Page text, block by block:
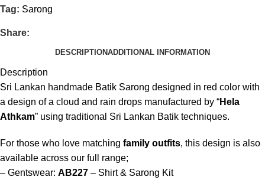
Tag: Sarong
Share:
DESCRIPTIONADDITIONAL INFORMATION
Description
Sri Lankan handmade Batik Sarong designed in red color with
a design of a cloud and rain drops manufactured by “Hela
Athkam” using traditional Sri Lankan Batik techniques.
For those who love matching family outfits, this design is also
available across our full range;
– Gentswear: AB227 – Shirt & Sarong Kit